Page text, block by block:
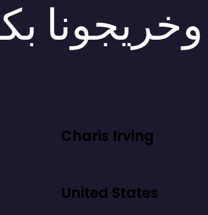
وخريجونا
Charis Irving
United States